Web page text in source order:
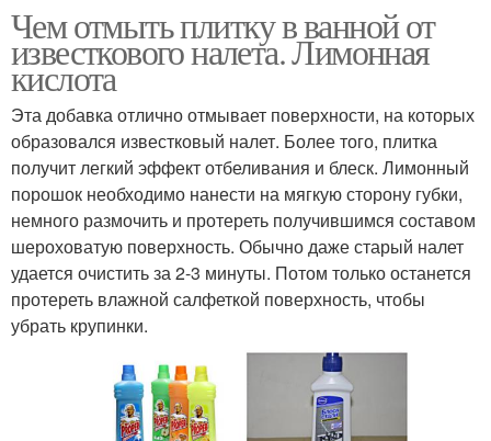
Чем отмыть плитку в ванной от
известкового налета. Лимонная
кислота
Эта добавка отлично отмывает поверхности, на которых
образовался известковый налет. Более того, плитка
получит легкий эффект отбеливания и блеск. Лимонный
порошок необходимо нанести на мягкую сторону губки,
немного размочить и протереть получившимся составом
шероховатую поверхность. Обычно даже старый налет
удается очистить за 2-3 минуты. Потом только останется
протереть влажной салфеткой поверхность, чтобы
убрать крупинки.